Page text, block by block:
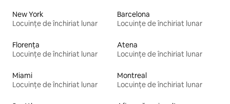
New York
Locuințe de închiriat lunar
Barcelona
Locuințe de închiriat lunar
Florența
Locuințe de închiriat lunar
Atena
Locuințe de închiriat lunar
Miami
Locuințe de închiriat lunar
Montreal
Locuințe de închiriat lunar